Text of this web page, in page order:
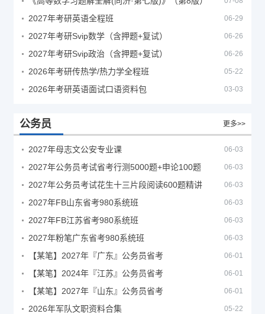
2027年考研英语全程班 06-29
2027年考研Svip数学（含押题+复试） 06-26
2027年考研Svip政治（含押题+复试） 06-26
2026年考研传热学/热力学全程班 05-22
2026年考研英语面试口语资料包 03-03
公务员 更多>>
2027年母志文公安专业课 06-03
2027年公务员考试省考行测5000题+申论100题 06-03
2027年公务员考试花生十三片段阅读600题精讲 06-03
2027年FB山东省考980系统班 06-03
2027年FB江苏省考980系统班 06-03
2027年粉笔广东省考980系统班 06-03
【某笔】2027年『广东』公务员省考 06-01
【某笔】2024年『江苏』公务员省考 06-01
【某笔】2027年『山东』公务员省考 06-01
2026年军队文职资料合集 05-22